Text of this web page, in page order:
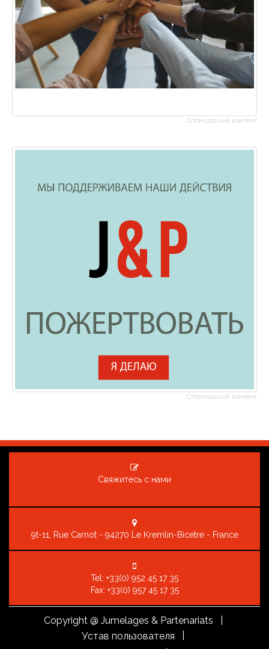
Спонсорский контент
Спонсорский контент
Свяжитесь с нами
9t-11, Rue Carnot - 94270 Le Kremlin-Bicetre - France
Tel: +33(0) 952 45 17 35
Fax: +33(0) 957 45 17 35
Copyright@ Jumelages & Partenariats |
Устав пользователя